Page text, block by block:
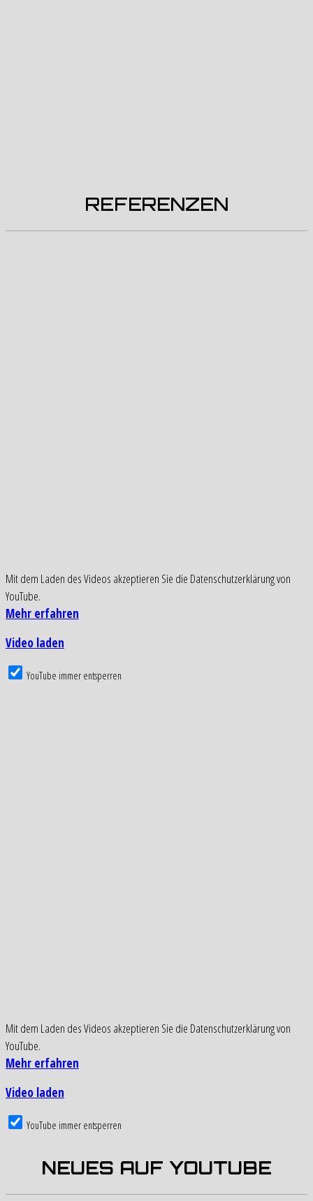
REFERENZEN
Mit dem Laden des Videos akzeptieren Sie die Datenschutzerklärung von
YouTube.
Mehr erfahren
Video laden
YouTube immer entsperren
Mit dem Laden des Videos akzeptieren Sie die Datenschutzerklärung von
YouTube.
Mehr erfahren
Video laden
YouTube immer entsperren
NEUES AUF YOUTUBE